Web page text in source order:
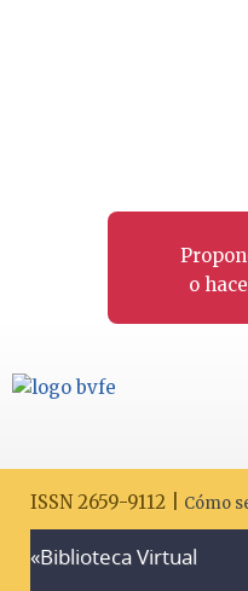
o
ISSN 2659-9112 | Cómo
«Biblioteca Virtual